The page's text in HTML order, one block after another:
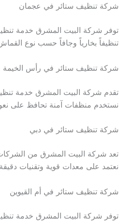
شركة تنظيف ستائر في عجمان
توفر شركة البيت المشرق خدمة تنظيف
تنظيفاً بخارياً وجافاً حسب نوع
شركة تنظيف ستائر في رأس الخيمة
تقدم شركة البيت المشرق خدمة تنظيف
نستخدم منظفات آمنة تحافظ على
شركة تنظيف ستائر في دبي
تعد شركة البيت المشرق من الشركات
نعتمد على معدات قوية وتقنيات
شركة تنظيف ستائر في أم القيوين
توفر شركة البيت المشرق خدمة